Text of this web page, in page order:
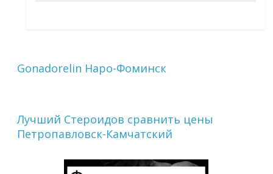
Gonadorelin Наро-Фоминск
Лучший Стероидов сравнить цены
Петропавловск-Камчатский